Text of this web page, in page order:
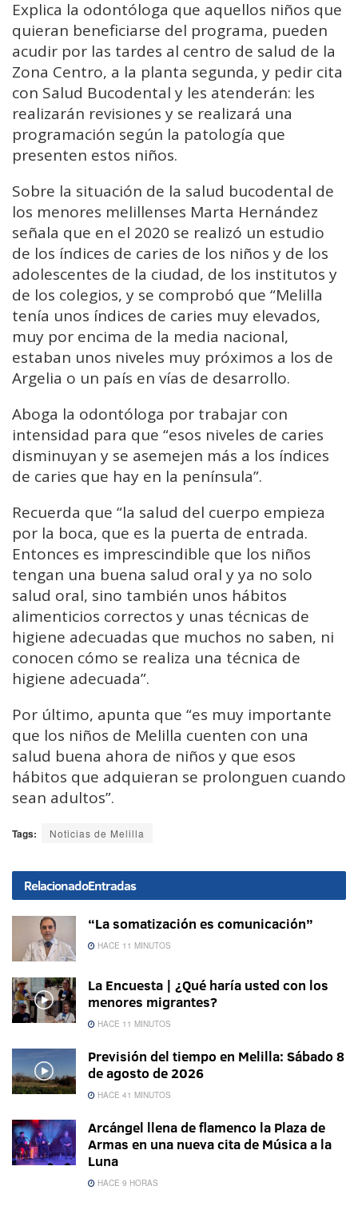
Explica la odontóloga que aquellos niños que
quieran beneficiarse del programa, pueden
acudir por las tardes al centro de salud de la
Zona Centro, a la planta segunda, y pedir cita
con Salud Bucodental y les atenderán: les
realizarán revisiones y se realizará una
programación según la patología que
presenten estos niños.
Sobre la situación de la salud bucodental de
los menores melillenses Marta Hernández
señala que en el 2020 se realizó un estudio
de los índices de caries de los niños y de los
adolescentes de la ciudad, de los institutos y
de los colegios, y se comprobó que “Melilla
tenía unos índices de caries muy elevados,
muy por encima de la media nacional,
estaban unos niveles muy próximos a los de
Argelia o un país en vías de desarrollo.
Aboga la odontóloga por trabajar con
intensidad para que “esos niveles de caries
disminuyan y se asemejen más a los índices
de caries que hay en la península”.
Recuerda que “la salud del cuerpo empieza
por la boca, que es la puerta de entrada.
Entonces es imprescindible que los niños
tengan una buena salud oral y ya no solo
salud oral, sino también unos hábitos
alimenticios correctos y unas técnicas de
higiene adecuadas que muchos no saben, ni
conocen cómo se realiza una técnica de
higiene adecuada”.
Por último, apunta que “es muy importante
que los niños de Melilla cuenten con una
salud buena ahora de niños y que esos
hábitos que adquieran se prolonguen cuando
sean adultos”.
Tags: Noticias de Melilla
RelacionadoEntradas
“La somatización es comunicación”
HACE 11 MINUTOS
La Encuesta | ¿Qué haría usted con los
menores migrantes?
HACE 11 MINUTOS
Previsión del tiempo en Melilla: Sábado 8
de agosto de 2026
HACE 41 MINUTOS
Arcángel llena de flamenco la Plaza de
Armas en una nueva cita de Música a la
Luna
HACE 9 HORAS